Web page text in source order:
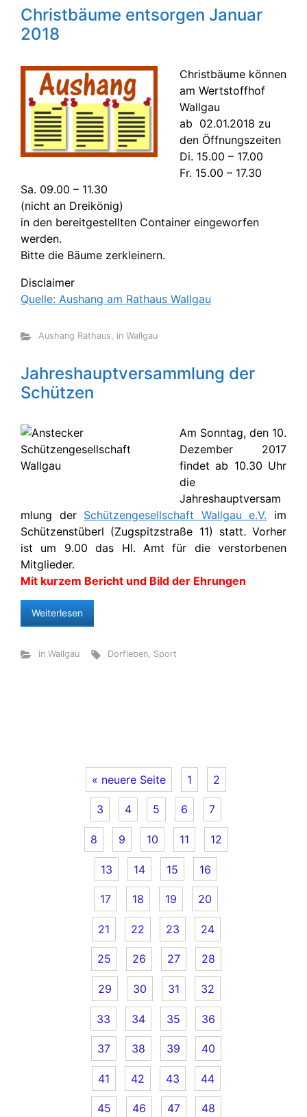
Christbäume entsorgen Januar
2018
Christbäume können
am Wertstoffhof
Wallgau
ab 02.01.2018 zu
den Öffnungszeiten
Di. 15.00 – 17.00
Fr. 15.00 – 17.30
Sa. 09.00 – 11.30
(nicht an Dreikönig)
in den bereitgestellten Container eingeworfen
werden.
Bitte die Bäume zerkleinern.
Disclaimer
Quelle: Aushang am Rathaus Wallgau
Aushang Rathaus, in Wallgau
Jahreshauptversammlung der
Schützen
Am Sonntag, den 10.
Dezember 2017
findet ab 10.30 Uhr
die
Jahreshauptversam
mlung der Schützengesellschaft Wallgau e.V. im
Schützenstüberl (Zugspitzstraße 11) statt. Vorher
ist um 9.00 das Hl. Amt für die verstorbenen
Mitglieder.
Mit kurzem Bericht und Bild der Ehrungen
Weiterlesen
in Wallgau Dorfleben, Sport
« neuere Seite 1 2
3 4 5 6 7
8 9 10 11 12
13 14 15 16
17 18 19 20
21 22 23 24
25 26 27 28
29 30 31 32
33 34 35 36
37 38 39 40
41 42 43 44
45 46 47 48